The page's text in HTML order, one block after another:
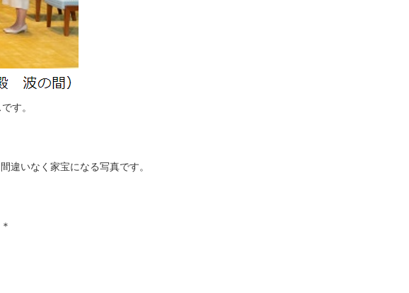
す。
違いなく家宝になる写真です。